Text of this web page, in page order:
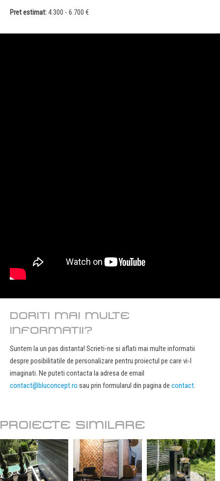
Pret estimat:4.300 - 6.700 €
DORITI MAI MULTE
INFORMATII?
Suntem la un pas distanta! Scrieti-ne si aflati mai multe informatii
despre posibilitatile de personalizare pentru proiectul pe care vi-l
imaginati. Ne puteti contacta la adresa de email
contact@bluconcept.ro sau prin formularul din pagina de contact.
PROIECTE SIMILARE